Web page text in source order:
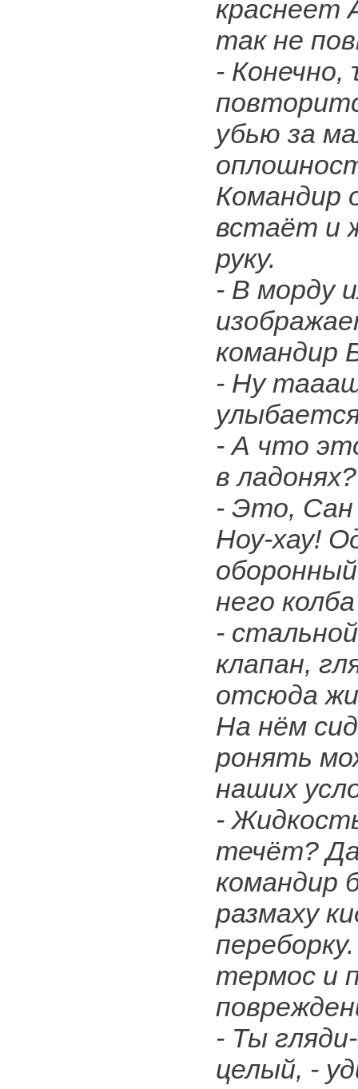
краснеет
так не
- Конечно,
убью за
Командир
встаёт и
руку.
- В морду
командир
- Ну
- А что
в ладонях?
- Это,
Ноу-хау!
него
-
клапан,
отсюда
На нём
ронять
наших
-
течёт?
командир
размаху
термос и
- Ты
целый, -